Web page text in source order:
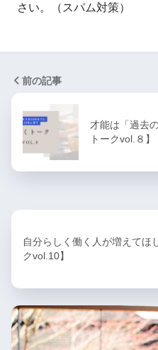
さい。（スパム対策）
前の記事
才能は「過去
トークvol.８】
自分らしく働く人が増えてほ
クvol.10】